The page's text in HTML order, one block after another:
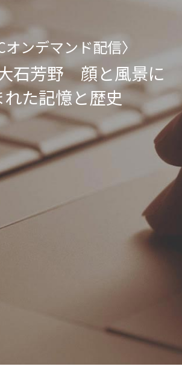
ミ：パレスチナをどう学ぶ？教
ッド講座：「共に生きる」ため
ン講座：農と食の民主主義を実
ッド：アイヌ語を学びつつ日本
して捉え返す
ッド:メキシコ最大の先住民言語
を知る
ン講座：世界のニュースから国
ンLet's talk abouttheworld
：表現することは生きること
でシェア
オンデマンド配信〉
石芳野　顔と風景に
た記憶と歴史
基礎から知里真志保の仕事
を描く・ルポルタージュの現場
洋を非核地帯に
化民主主義」の根っこを学ぶ
ら学ぶ経済学
で社会を動かす！ 市民による社
るフィールドワークin関西2025